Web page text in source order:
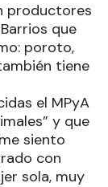
productores
que
poroto,
tiene
el MPyA
y que
siento
con
sola, muy